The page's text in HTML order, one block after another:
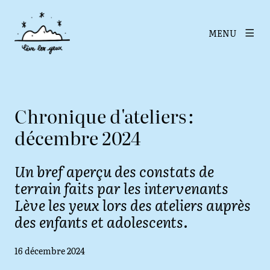
MENU
Chronique d'ateliers :
décembre 2024
Un bref aperçu des constats de
terrain faits par les intervenants
Lève les yeux lors des ateliers auprès
des enfants et adolescents.
Date de publication
16 décembre 2024